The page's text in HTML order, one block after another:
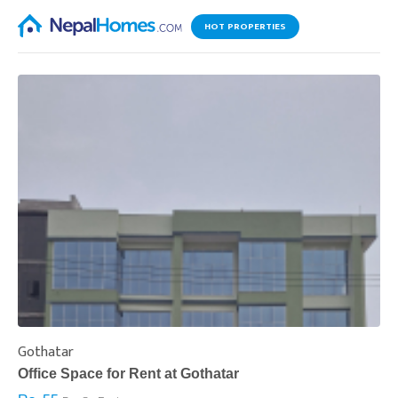
HOT PROPERTIES
Gothatar
Office Space for Rent at Gothatar